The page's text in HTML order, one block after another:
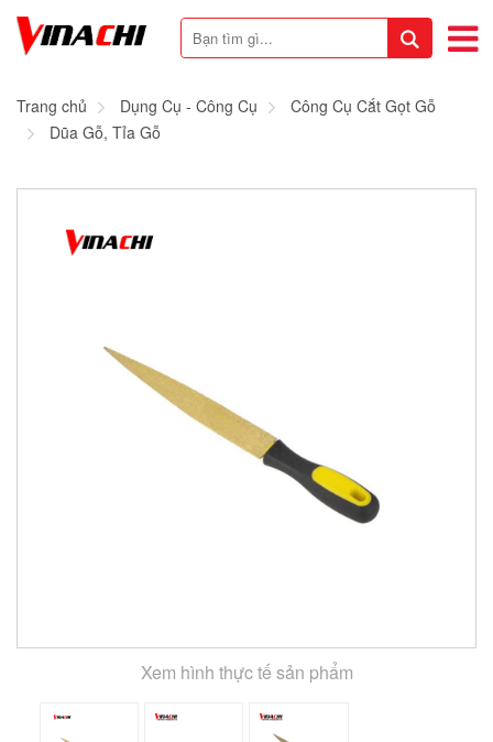
Trang chủ Dụng Cụ - Công Cụ
Công Cụ Cắt Gọt Gỗ
Dũa Gỗ, Tỉa Gỗ
Xem hình thực tế sản phẩm